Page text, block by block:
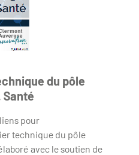
du pôle
Santé
pour
technique du pôle
avec le soutien de